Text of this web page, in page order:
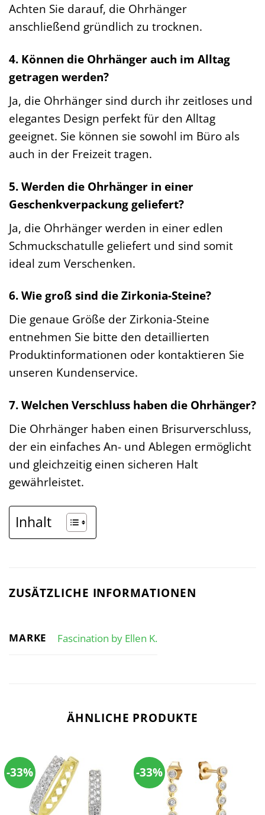
Achten Sie darauf, die Ohrhänger
anschließend gründlich zu trocknen.
4. Können die Ohrhänger auch im Alltag
getragen werden?
Ja, die Ohrhänger sind durch ihr zeitloses und
elegantes Design perfekt für den Alltag
geeignet. Sie können sie sowohl im Büro als
auch in der Freizeit tragen.
5. Werden die Ohrhänger in einer
Geschenkverpackung geliefert?
Ja, die Ohrhänger werden in einer edlen
Schmuckschatulle geliefert und sind somit
ideal zum Verschenken.
6. Wie groß sind die Zirkonia-Steine?
Die genaue Größe der Zirkonia-Steine
entnehmen Sie bitte den detaillierten
Produktinformationen oder kontaktieren Sie
unseren Kundenservice.
7. Welchen Verschluss haben die Ohrhänger?
Die Ohrhänger haben einen Brisurverschluss,
der ein einfaches An- und Ablegen ermöglicht
und gleichzeitig einen sicheren Halt
gewährleistet.
Inhalt
ZUSÄTZLICHE INFORMATIONEN
MARKE Fascination by Ellen K.
ÄHNLICHE PRODUKTE
-33% -33%